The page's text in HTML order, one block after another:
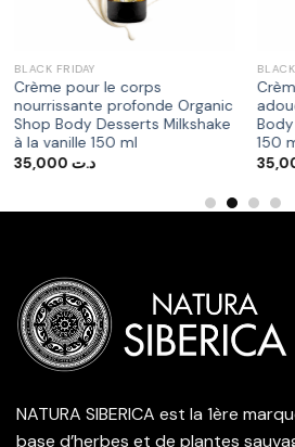
BLACK FRIDAY
Crème pour le corps
nourrissante profonde Organic
Shop Body Desserts Milkshake
à la vanille 150 ml
د.ت 35,000
150
NATURA SIBERICA est la 1ère
base d’herbes et de plantes